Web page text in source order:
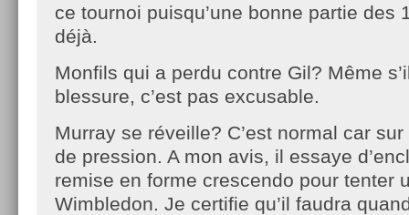
ce tournoi puisqu’une bonne partie des
déjà.
Monfils qui a perdu contre Gil? Même
blessure, c’est pas excusable.
Murray se réveille? C’est normal car
de pression. A mon avis, il essaye
remise en forme crescendo pour tenter
Wimbledon. Je certifie qu’il faudra